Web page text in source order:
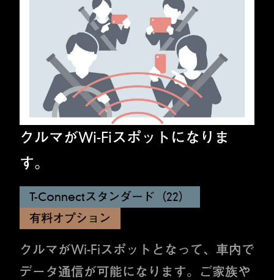
クルマがWi-Fiスポットになりま
す。
T-Connectスタンダード（22）
有料オプション
クルマがWi-Fiスポットとなって、車内で
データ通信が可能になります。ご家族や